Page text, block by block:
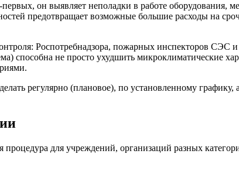
он выявляет неполадки в работе оборудования,
предотвращает возможные большие расходы на
Роспотребнадзора, пожарных инспекторов
способна не просто ухудшить микроклиматические
регулярно (плановое), по установленному
для учреждений, организаций разных